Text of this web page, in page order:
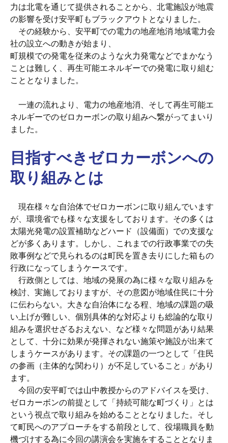
力は北電を通じて提供されることから、北電施設が地震
の影響を受け安平町もブラックアウトとなりました。
その経験から、安平町での電力の地産地消 地域電力会
社の設立への動きが始まり、
町規模での発電を従来のような火力発電などでまかなう
ことは難しく、再生可能エネルギーでの発電に取り組む
こととなりました。
一連の流れより、電力の地産地消、そして再生可能エ
ネルギーでのゼロカーボンの取り組みへ繋がってまいり
ました。
目指すべきゼロカーボンへの
取り組みとは
現在様々な自治体でゼロカーボンに取り組んでいます
が、環境省でも様々な支援をしております。その多くは
太陽光発電の設置補助などハード（設備面）での支援な
どが多くあります。しかし、これまでの行政事業での失
敗事例などで見られるのは町民を置き去りにした箱もの
行政になってしまうケースです。
行政側としては、地域の発展の為に様々な取り組みを
検討、実施しておりますが、その意図が地域住民に十分
に伝わらない。大きな自治体になる程、地域の課題の吸
い上げが難しい、個別具体的な対応よりも総論的な取り
組みを選択せざるおえない、など様々な問題があり結果
として、十分に効果が発揮されない施策や施設が出来て
しまうケースがあります。その課題の一つとして「住民
の参画（主体的な関わり）が不足していること」があり
ます。
今回の安平町では山中教授からのアドバイスを受け、
ゼロカーボンの前提として「持続可能な町づくり」とは
という視点で取り組みを始めることとなりました。そし
て町民へのアプローチをする前段として、役場職員を動
機づけする為に今回の講演会を実施をすることとなりま